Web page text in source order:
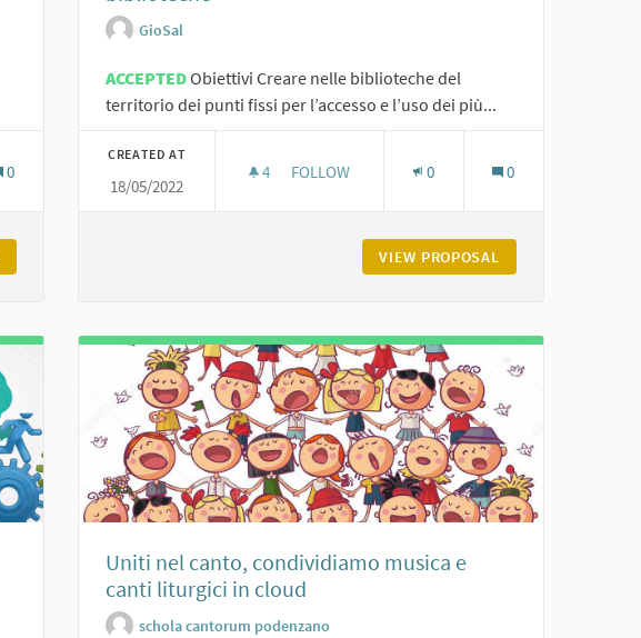
0
GioSal
ACCEPTEDObiettivi Creare nelle biblioteche del
territorio dei punti fissi per l’accesso e l’uso dei più...
CREATED AT
18/05/2022
4 4 FOLLOWERS
FOLLOW 0 0
VIEW PROPOSAL
Uniti nel canto, condividiamo musica e
canti liturgici in cloud
schola cantorum podenzano